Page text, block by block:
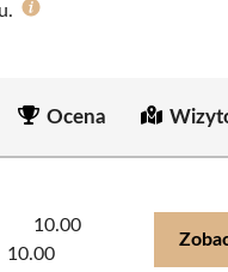
Ocena
10.00
10.00